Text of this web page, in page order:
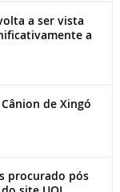
a ser vista
a
de Xingó
procurado pós